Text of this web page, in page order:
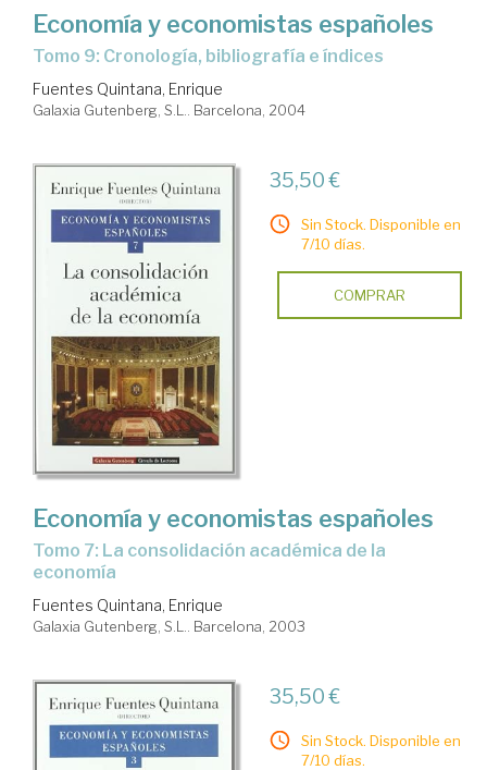
Economía y economistas españoles
Tomo 9: Cronología, bibliografía e índices
Fuentes Quintana, Enrique
Galaxia Gutenberg, S.L.. Barcelona, 2004
35,50 €
Sin Stock. Disponible en
7/10 días.
COMPRAR
Economía y economistas españoles
Tomo 7: La consolidación académica de la
economía
Fuentes Quintana, Enrique
Galaxia Gutenberg, S.L.. Barcelona, 2003
35,50 €
Sin Stock. Disponible en
7/10 días.